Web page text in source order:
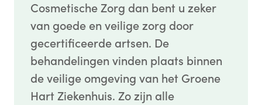
Cosmetische Zorg dan bent u zeker
van goede en veilige zorg door
gecertificeerde artsen. De
behandelingen vinden plaats binnen
de veilige omgeving van het Groene
Hart Ziekenhuis. Zo zijn alle